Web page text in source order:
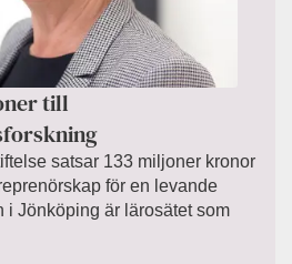
till
satsar 133 miljoner kronor
för en levande
i Jönköping är lärosätet som